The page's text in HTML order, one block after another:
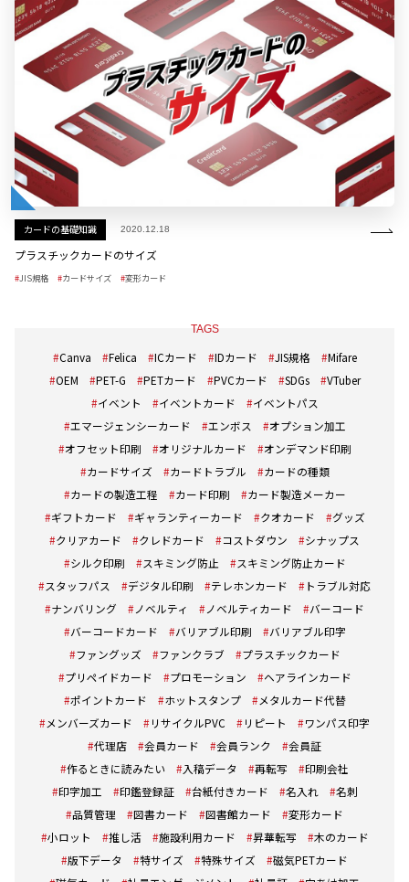
カードの基礎知識 2020.12.18
プラスチックカードのサイズ
JIS規格 カードサイズ 変形カード
TAGS
Canva Felica ICカード IDカード JIS規格
Mifare
OEM
PET-G PETカード PVCカード SDGs
VTuber
イベント
イベントカード
イベントパス
エマージェンシーカード
エンボス
オプション加工
オフセット印刷
オリジナルカード
オンデマンド印刷
カードサイズ
カードトラブル
カードの種類
カードの製造工程
カード印刷
カード製造メーカー
ギフトカード
ギャランティーカード クオカード
グッズ
クリアカード
クレドカード コストダウン
シナップス
シルク印刷
スキミング防止
スキミング防止カード
スタッフパス
デジタル印刷 テレホンカード
トラブル対応
ナンバリング
ノベルティ ノベルティカード
バーコード
バーコードカード
バリアブル印刷
バリアブル印字
ファングッズ
ファンクラブ
プラスチックカード
プリペイドカード
プロモーション
ヘアラインカード
ポイントカード
ホットスタンプ
メタルカード代替
メンバーズカード
リサイクルPVC リピート
ワンパス印字
代理店
会員カード 会員ランク
会員証
作るときに読みたい
入稿データ 再転写
印刷会社
印字加工
印鑑登録証 台紙付きカード 名入れ
名刺
品質管理
図書カード 図書館カード
変形カード
小ロット
推し活 施設利用カード 昇華転写
木のカード
版下データ
特サイズ 特殊サイズ
磁気PETカード